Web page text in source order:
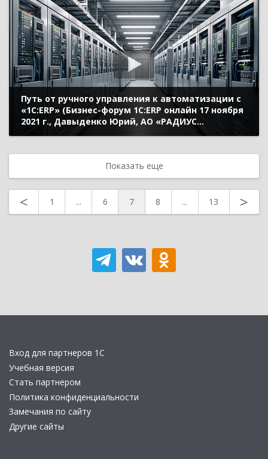
Путь от ручного управления к автоматизации с
«1C:ERP» (Бизнес-форум 1С:ERP онлайн 17 ноября
2021 г., Давыденко Юрий, АО «РАДИУС
Автоматика»)
Показать еще
< 1 ... 6 7 8 ... 13 >
Вход для партнеров 1С
Учебная версия
Стать партнером
Политика конфиденциальности
Замечания по сайту
Другие сайты